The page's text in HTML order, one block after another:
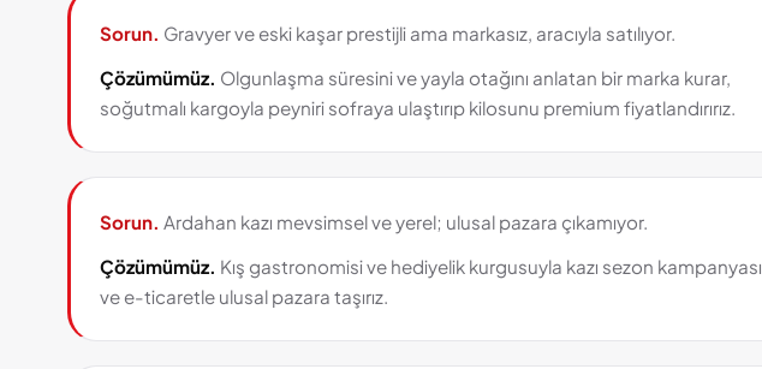
Sorun. Gravyer ve eski kaşar prestijli ama markasız, aracıyla satılıyor.
Çözümümüz. Olgunlaşma süresini ve yayla otağını anlatan bir marka kurar,
soğutmalı kargoyla peyniri sofraya ulaştırıp kilosunu premium fiyatlandırırız.
Sorun. Ardahan kazı mevsimsel ve yerel; ulusal pazara çıkamıyor.
Çözümümüz. Kış gastronomisi ve hediyelik kurgusuyla kazı sezon kampanyası
ve e-ticaretle ulusal pazara taşırız.